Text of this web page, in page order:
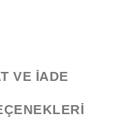
VE İADE